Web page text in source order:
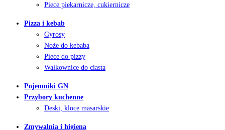
Piece piekarnicze, cukiernicze
Pizza i kebab
Gyrosy
Noże do kebaba
Piece do pizzy
Wałkownice do ciasta
Pojemniki GN
Przybory kuchenne
Deski, kloce masarskie
Zmywalnia i higiena